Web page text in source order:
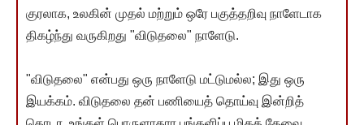
குரலாக, உலகின் முதல் மற்றும் ஒரே பகுத்தறிவு நாளேடாக
திகழ்ந்து வருகிறது "விடுதலை" நாளேடு.
"விடுதலை" என்பது ஒரு நாளேடு மட்டுமல்ல; இது ஒரு
இயக்கம். விடுதலை தன் பணியைத் தொய்வு இன்றித்